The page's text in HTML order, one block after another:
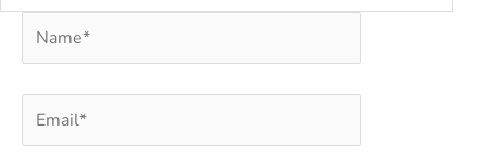
Name*
Email*